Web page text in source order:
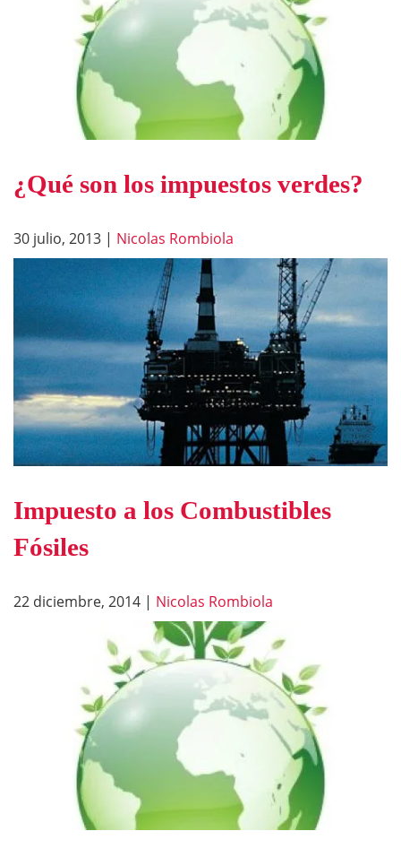
¿Qué son los impuestos verdes?
30 julio, 2013 | Nicolas Rombiola
Impuesto a los Combustibles
Fósiles
22 diciembre, 2014 | Nicolas Rombiola